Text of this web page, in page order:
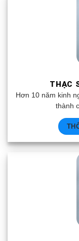
THẠC
Hơn 10 năm kinh
thành